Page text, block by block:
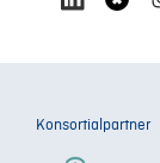
Konsortialpartner